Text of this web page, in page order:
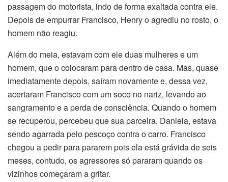
passagem do motorista, indo de forma exaltada contra ele.
Depois de empurrar Francisco, Henry o agrediu no rosto, o
homem não reagiu.
Além do meia, estavam com ele duas mulheres e um
homem, que o colocaram para dentro de casa. Mas, quase
imediatamente depois, saíram novamente e, dessa vez,
acertaram Francisco com um soco no nariz, levando ao
sangramento e a perda de consciência. Quando o homem
se recuperou, percebeu que sua parceira, Daniela, estava
sendo agarrada pelo pescoço contra o carro. Francisco
chegou a pedir para pararem pois ela está grávida de seis
meses, contudo, os agressores só pararam quando os
vizinhos começaram a gritar.